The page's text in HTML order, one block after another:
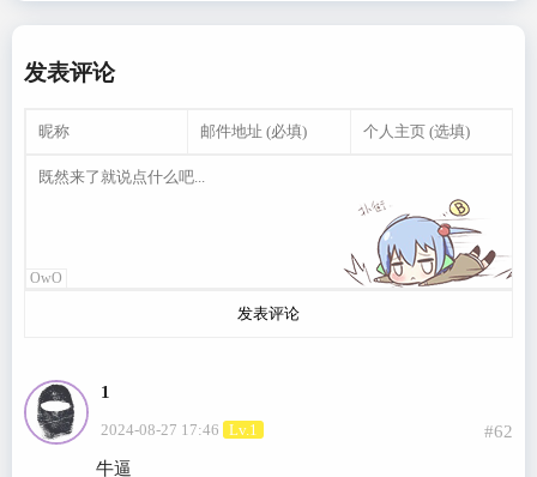
发表评论
OwO
1
2024-08-27 17:46 Lv.1
#62
牛逼